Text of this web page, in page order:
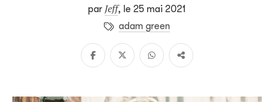
par Jeff, le 25 mai 2021
adam green